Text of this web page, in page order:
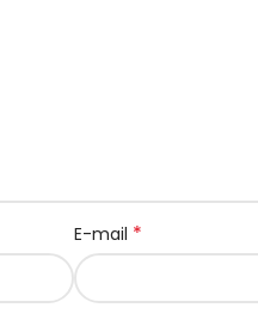
E-mail *